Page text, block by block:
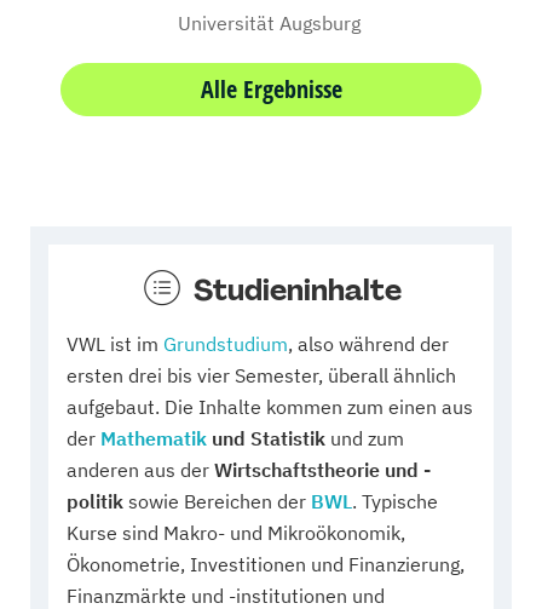
Universität Augsburg
Alle Ergebnisse
Studieninhalte
VWL ist im Grundstudium, also während der
ersten drei bis vier Semester, überall ähnlich
aufgebaut. Die Inhalte kommen zum einen aus
der Mathematik und Statistik und zum
anderen aus der Wirtschaftstheorie und -
politik sowie Bereichen der BWL. Typische
Kurse sind Makro- und Mikroökonomik,
Ökonometrie, Investitionen und Finanzierung,
Finanzmärkte und -institutionen und